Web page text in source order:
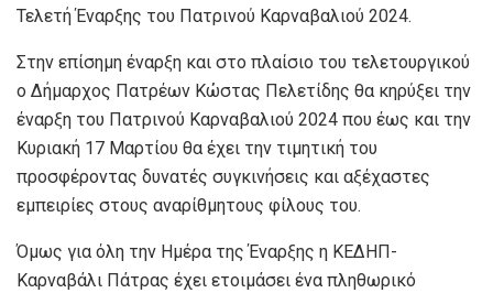
Τελετή Έναρξης του Πατρινού Καρναβαλιού 2024.
Στην επίσημη έναρξη και στο πλαίσιο του τελετουργικού
ο Δήμαρχος Πατρέων Κώστας Πελετίδης θα κηρύξει την
έναρξη του Πατρινού Καρναβαλιού 2024 που έως και την
Κυριακή 17 Μαρτίου θα έχει την τιμητική του
προσφέροντας δυνατές συγκινήσεις και αξέχαστες
εμπειρίες στους αναρίθμητους φίλους του.
Όμως για όλη την Ημέρα της Έναρξης η ΚΕΔΗΠ-
Καρναβάλι Πάτρας έχει ετοιμάσει ένα πληθωρικό